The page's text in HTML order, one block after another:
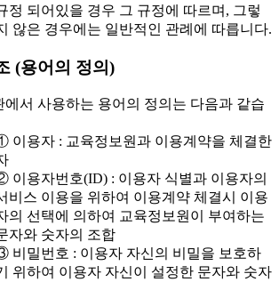
정 되어있을 경우 그 규정에 따르며, 그렇
않은 경우에는 일반적인 관례에 따릅니다.
(용어의 정의)
에서 사용하는 용어의 정의는 다음과 같습
이용자 : 교육정보원과 이용계약을 체결한
이용자번호(ID) : 이용자 식별과 이용자의
비스 이용을 위하여 이용계약 체결시 이용
의 선택에 의하여 교육정보원이 부여하는
자와 숫자의 조합
비밀번호 : 이용자 자신의 비밀을 보호하
위하여 이용자 자신이 설정한 문자와 숫자